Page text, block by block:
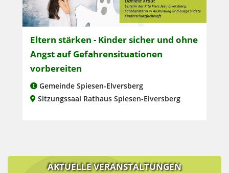
Mehr zum Thema:
Eltern stärken - Kinder sicher und ohne
Angst auf Gefahrensituationen
vorbereiten
Gemeinde Spiesen-Elversberg
Sitzungssaal Rathaus Spiesen-Elversberg
AKTUELLE VERANSTALTUNGEN